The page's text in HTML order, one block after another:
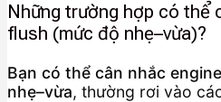
Những trường hợp có thể
flush (mức độ nhẹ–vừa)?
Bạn có thể cân nhắc
nhẹ–vừa, thường rơi vào